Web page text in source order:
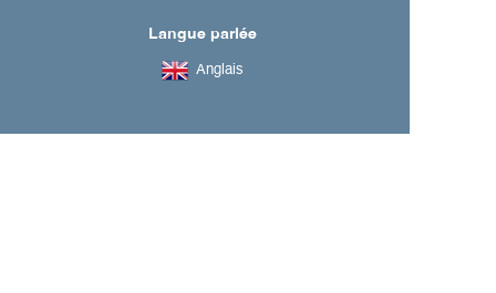
Langue parlée
Anglais